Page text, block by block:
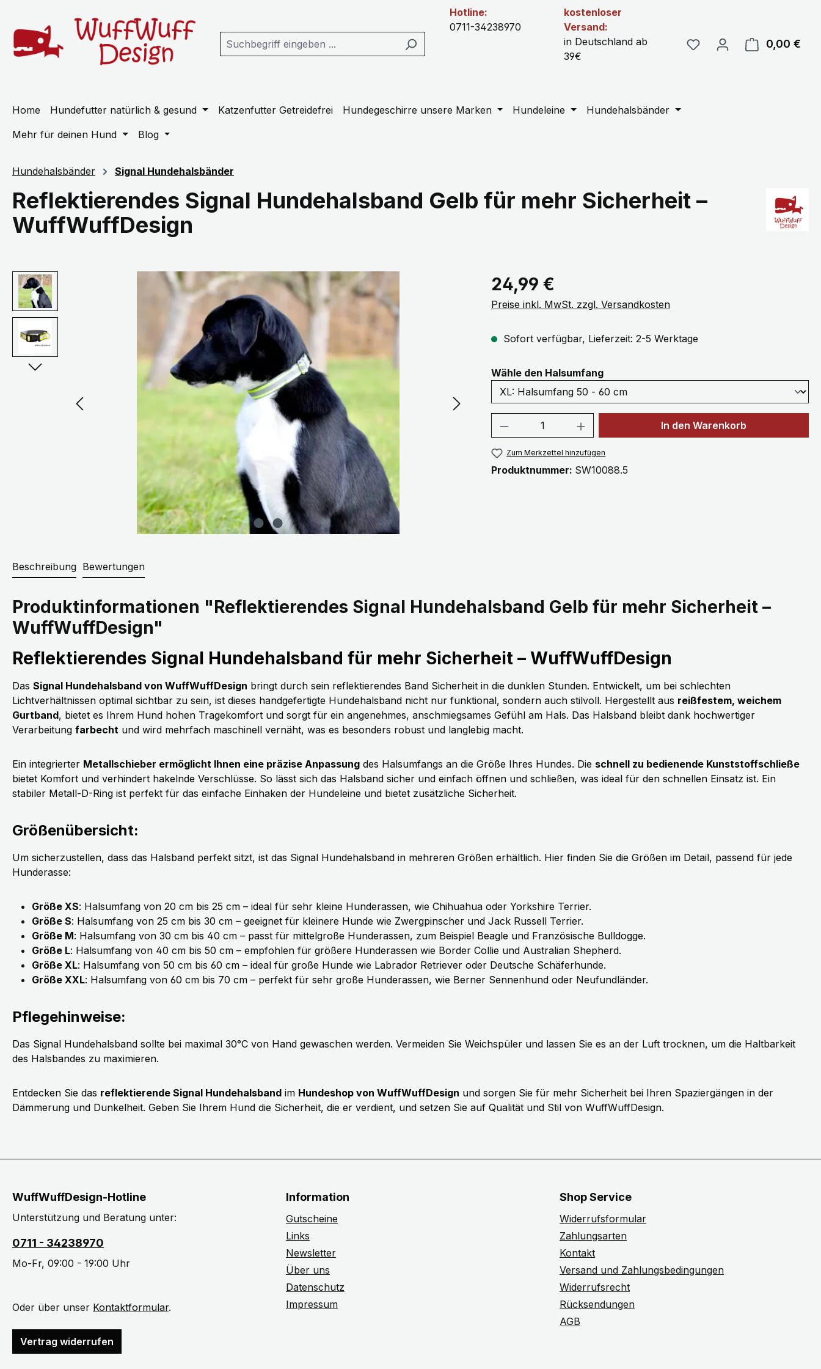
Hotline:
0711-34238970
kostenloser
Versand:
in Deutschland ab
39€
0,00 €
Home Hundefutter natürlich & gesund Katzenfutter Getreidefrei Hundegeschirre unsere Marken Hundeleine
Hundehalsbänder
Mehr für deinen Hund
Blog
Hundehalsbänder Signal Hundehalsbänder
Reflektierendes Signal Hundehalsband Gelb für mehr Sicherheit –
WuffWuffDesign
Bildergalerie überspringen Regulärer Preis:
24,99 €
Preise inkl. MwSt. zzgl. Versandkosten
Sofort verfügbar, Lieferzeit: 2-5 Werktage
Wähle den Halsumfangauswählen
Produkt Anzahl: Gib den gewünschten Wert
In den Warenkorb
Zum Merkzettel hinzufügen
Produktnummer: SW10088.5
Beschreibung Bewertungen
Produktinformationen "Reflektierendes Signal Hundehalsband Gelb für mehr Sicherheit –
WuffWuffDesign"
Reflektierendes Signal Hundehalsband für mehr Sicherheit – WuffWuffDesign
Das Signal Hundehalsband von WuffWuffDesign bringt durch sein reflektierendes Band Sicherheit in die dunklen Stunden. Entwickelt, um bei schlechten
Lichtverhältnissen optimal sichtbar zu sein, ist dieses handgefertigte Hundehalsband nicht nur funktional, sondern auch stilvoll. Hergestellt aus reißfestem, weichem
Gurtband, bietet es Ihrem Hund hohen Tragekomfort und sorgt für ein angenehmes, anschmiegsames Gefühl am Hals. Das Halsband bleibt dank hochwertiger
Verarbeitung farbecht und wird mehrfach maschinell vernäht, was es besonders robust und langlebig macht.
Ein integrierter Metallschieber ermöglicht Ihnen eine präzise Anpassung des Halsumfangs an die Größe Ihres Hundes. Die schnell zu bedienende Kunststoffschließe
bietet Komfort und verhindert hakelnde Verschlüsse. So lässt sich das Halsband sicher und einfach öffnen und schließen, was ideal für den schnellen Einsatz ist. Ein
stabiler Metall-D-Ring ist perfekt für das einfache Einhaken der Hundeleine und bietet zusätzliche Sicherheit.
Größenübersicht:
Um sicherzustellen, dass das Halsband perfekt sitzt, ist das Signal Hundehalsband in mehreren Größen erhältlich. Hier finden Sie die Größen im Detail, passend für jede
Hunderasse:
Größe XS: Halsumfang von 20 cm bis 25 cm – ideal für sehr kleine Hunderassen, wie Chihuahua oder Yorkshire Terrier.
Größe S: Halsumfang von 25 cm bis 30 cm – geeignet für kleinere Hunde wie Zwergpinscher und Jack Russell Terrier.
Größe M: Halsumfang von 30 cm bis 40 cm – passt für mittelgroße Hunderassen, zum Beispiel Beagle und Französische Bulldogge.
Größe L: Halsumfang von 40 cm bis 50 cm – empfohlen für größere Hunderassen wie Border Collie und Australian Shepherd.
Größe XL: Halsumfang von 50 cm bis 60 cm – ideal für große Hunde wie Labrador Retriever oder Deutsche Schäferhunde.
Größe XXL: Halsumfang von 60 cm bis 70 cm – perfekt für sehr große Hunderassen, wie Berner Sennenhund oder Neufundländer.
Pflegehinweise:
Das Signal Hundehalsband sollte bei maximal 30°C von Hand gewaschen werden. Vermeiden Sie Weichspüler und lassen Sie es an der Luft trocknen, um die Haltbarkeit
des Halsbandes zu maximieren.
Entdecken Sie das reflektierende Signal Hundehalsband im Hundeshop von WuffWuffDesign und sorgen Sie für mehr Sicherheit bei Ihren Spaziergängen in der
Dämmerung und Dunkelheit. Geben Sie Ihrem Hund die Sicherheit, die er verdient, und setzen Sie auf Qualität und Stil von WuffWuffDesign.
WuffWuffDesign-Hotline
Unterstützung und Beratung unter:
0711 - 34238970
Mo-Fr, 09:00 - 19:00 Uhr
Oder über unser Kontaktformular.
Vertrag widerrufen
Information
Gutscheine
Links
Newsletter
Über uns
Datenschutz
Impressum
Shop Service
Widerrufsformular
Zahlungsarten
Kontakt
Versand und Zahlungsbedingungen
Widerrufsrecht
Rücksendungen
AGB